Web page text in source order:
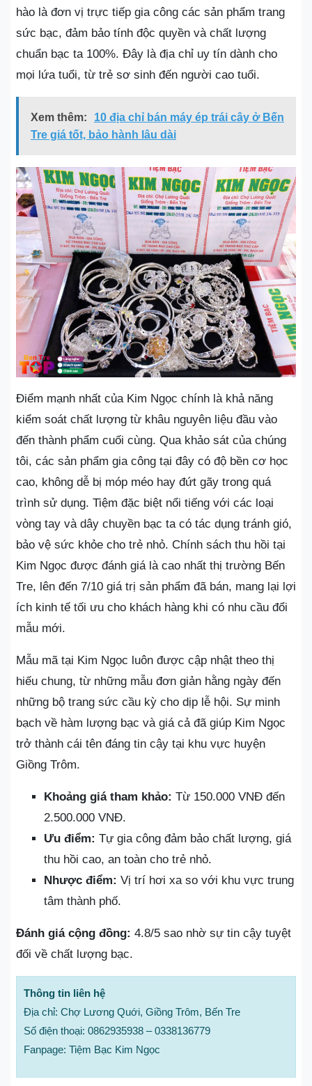
hào là đơn vị trực tiếp gia công các sản phẩm trang
sức bạc, đảm bảo tính độc quyền và chất lượng
chuẩn bạc ta 100%. Đây là địa chỉ uy tín dành cho
mọi lứa tuổi, từ trẻ sơ sinh đến người cao tuổi.
Xem thêm:
10 địa chỉ bán máy ép trái cây ở Bến
Tre giá tốt, bảo hành lâu dài
Điểm mạnh nhất của Kim Ngọc chính là khả năng
kiểm soát chất lượng từ khâu nguyên liệu đầu vào
đến thành phẩm cuối cùng. Qua khảo sát của chúng
tôi, các sản phẩm gia công tại đây có độ bền cơ học
cao, không dễ bị móp méo hay đứt gãy trong quá
trình sử dụng. Tiệm đặc biệt nổi tiếng với các loại
vòng tay và dây chuyền bạc ta có tác dụng tránh gió,
bảo vệ sức khỏe cho trẻ nhỏ. Chính sách thu hồi tại
Kim Ngọc được đánh giá là cao nhất thị trường Bến
Tre, lên đến 7/10 giá trị sản phẩm đã bán, mang lại lợi
ích kinh tế tối ưu cho khách hàng khi có nhu cầu đổi
mẫu mới.
Mẫu mã tại Kim Ngọc luôn được cập nhật theo thị
hiếu chung, từ những mẫu đơn giản hằng ngày đến
những bộ trang sức cầu kỳ cho dịp lễ hội. Sự minh
bạch về hàm lượng bạc và giá cả đã giúp Kim Ngọc
trở thành cái tên đáng tin cậy tại khu vực huyện
Giồng Trôm.
Khoảng giá tham khảo: Từ 150.000 VNĐ đến
2.500.000 VNĐ.
Ưu điểm: Tự gia công đảm bảo chất lượng, giá
thu hồi cao, an toàn cho trẻ nhỏ.
Nhược điểm: Vị trí hơi xa so với khu vực trung
tâm thành phố.
Đánh giá cộng đồng: 4.8/5 sao nhờ sự tin cậy tuyệt
đối về chất lượng bạc.
Thông tin liên hệ
Địa chỉ: Chợ Lương Quới, Giồng Trôm, Bến Tre
Số điện thoại: 0862935938 – 0338136779
Fanpage: Tiệm Bạc Kim Ngọc